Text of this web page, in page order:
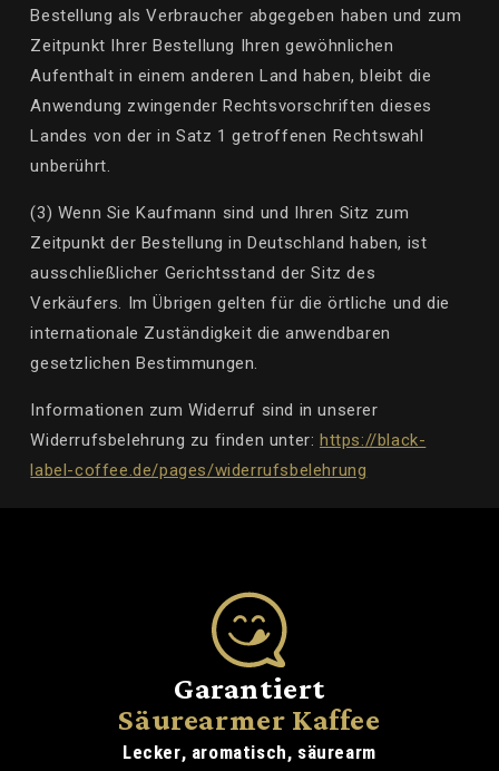
Bestellung als Verbraucher abgegeben haben und zum
Zeitpunkt Ihrer Bestellung Ihren gewöhnlichen
Aufenthalt in einem anderen Land haben, bleibt die
Anwendung zwingender Rechtsvorschriften dieses
Landes von der in Satz 1 getroffenen Rechtswahl
unberührt.
(3) Wenn Sie Kaufmann sind und Ihren Sitz zum
Zeitpunkt der Bestellung in Deutschland haben, ist
ausschließlicher Gerichtsstand der Sitz des
Verkäufers. Im Übrigen gelten für die örtliche und die
internationale Zuständigkeit die anwendbaren
gesetzlichen Bestimmungen.
Informationen zum Widerruf sind in unserer
Widerrufsbelehrung zu finden unter: https://black-
label-coffee.de/pages/widerrufsbelehrung
Garantiert
Säurearmer Kaffee
Lecker, aromatisch, säurearm